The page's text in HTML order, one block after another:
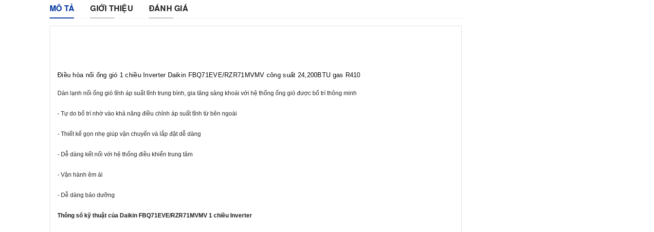
MÔ TẢ GIỚI THIỆU ĐÁNH GIÁ
Điều hòa nối ống gió 1 chiều Inverter Daikin FBQ71EVE/RZR71MVMV công suất 24,200BTU gas R410
Dàn lạnh nối ống gió tĩnh áp suất tĩnh trung bình, gia tăng sảng khoái với hệ thống ống gió được bố trí thông minh
- Tự do bố trí nhờ vào khả năng điều chỉnh áp suất tĩnh từ bên ngoài
- Thiết kế gọn nhẹ giúp vận chuyển và lắp đặt dễ dàng
- Dễ dàng kết nối với hệ thống điều khiển trung tâm
- Vận hành êm ái
- Dễ dàng bảo dưỡng
Thông số kỹ thuật của Daikin FBQ71EVE/RZR71MVMV 1 chiều Inverter